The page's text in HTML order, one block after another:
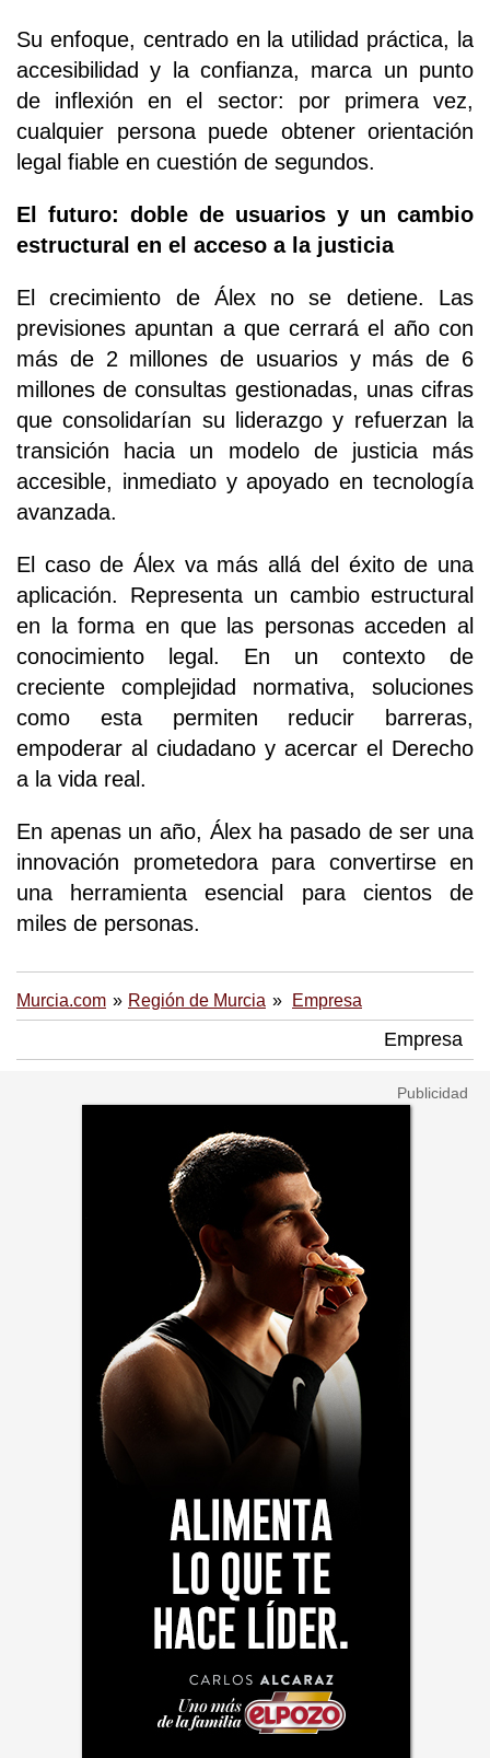
Su enfoque, centrado en la utilidad práctica, la
accesibilidad y la confianza, marca un punto
de inflexión en el sector: por primera vez,
cualquier persona puede obtener orientación
legal fiable en cuestión de segundos.
El futuro: doble de usuarios y un cambio
estructural en el acceso a la justicia
El crecimiento de Álex no se detiene. Las
previsiones apuntan a que cerrará el año con
más de 2 millones de usuarios y más de 6
millones de consultas gestionadas, unas cifras
que consolidarían su liderazgo y refuerzan la
transición hacia un modelo de justicia más
accesible, inmediato y apoyado en tecnología
avanzada.
El caso de Álex va más allá del éxito de una
aplicación. Representa un cambio estructural
en la forma en que las personas acceden al
conocimiento legal. En un contexto de
creciente complejidad normativa, soluciones
como esta permiten reducir barreras,
empoderar al ciudadano y acercar el Derecho
a la vida real.
En apenas un año, Álex ha pasado de ser una
innovación prometedora para convertirse en
una herramienta esencial para cientos de
miles de personas.
Murcia.com Región de Murcia Empresa
Empresa